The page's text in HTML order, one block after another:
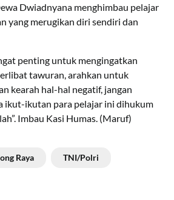
Dwiadnyana menghimbau pelajar
yang merugikan diri sendiri dan
penting untuk mengingatkan
tawuran, arahkan untuk
kearah hal-hal negatif, jangan
ikut-ikutan para pelajar ini dihukum
Imbau Kasi Humas. (Maruf)
Raya TNI/Polri